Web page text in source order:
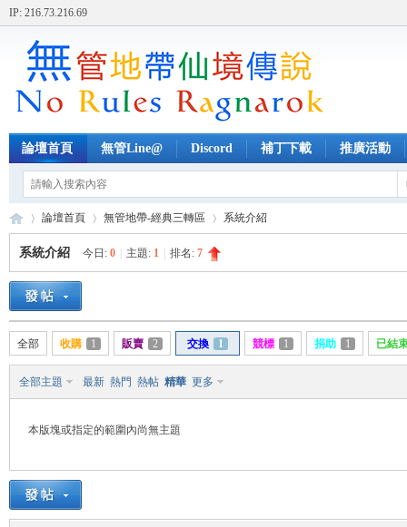
IP: 216.73.216.69
論壇首頁 無管Line@ Discord 補丁下載 推廣活動
管
»
論壇首頁 無管地帶-經典三轉區 系統介紹
系統介紹 今日: 0 主題: 1 排名: 7
全部 收購 1 販賣 2 交換 1 競標 1 捐助 1 已結
全部主題 最新 熱門 熱帖 精華 更多
本版塊或指定的範圍內尚無主題